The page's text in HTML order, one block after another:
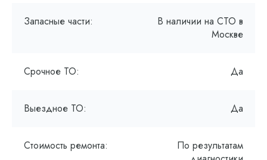
Запасные части:
В наличии на СТО в
Москве
Срочное ТО: Да
Выездное ТО: Да
Стоимость ремонта:
По результатам